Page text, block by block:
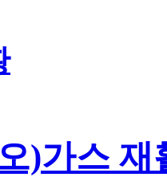
)가스 재